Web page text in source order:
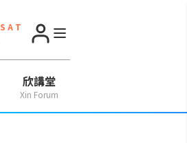
S A T
欣講堂
Xin Forum